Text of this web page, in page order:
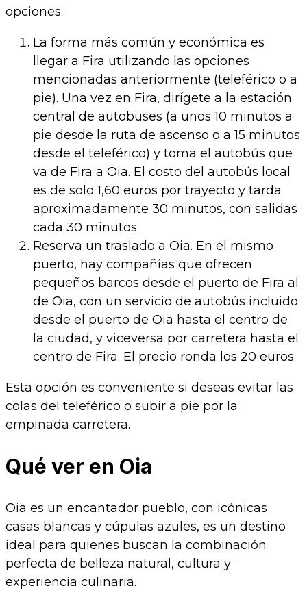
opciones:
La forma más común y económica es
llegar a Fira utilizando las opciones
mencionadas anteriormente (teleférico o a
pie). Una vez en Fira, dirígete a la estación
central de autobuses (a unos 10 minutos a
pie desde la ruta de ascenso o a 15 minutos
desde el teleférico) y toma el autobús que
va de Fira a Oia. El costo del autobús local
es de solo 1,60 euros por trayecto y tarda
aproximadamente 30 minutos, con salidas
cada 30 minutos.
Reserva un traslado a Oia. En el mismo
puerto, hay compañías que ofrecen
pequeños barcos desde el puerto de Fira al
de Oia, con un servicio de autobús incluido
desde el puerto de Oia hasta el centro de
la ciudad, y viceversa por carretera hasta el
centro de Fira. El precio ronda los 20 euros.
Esta opción es conveniente si deseas evitar las
colas del teleférico o subir a pie por la
empinada carretera.
Qué ver en Oia
Oia es un encantador pueblo, con icónicas
casas blancas y cúpulas azules, es un destino
ideal para quienes buscan la combinación
perfecta de belleza natural, cultura y
experiencia culinaria.